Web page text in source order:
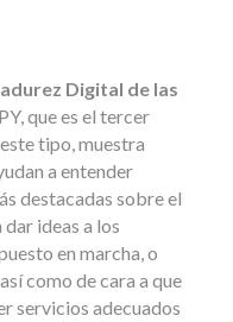
Digital de las
que es el tercer
tipo, muestra
a entender
destacadas sobre el
ideas a los
en marcha, o
como de cara a que
servicios adecuados